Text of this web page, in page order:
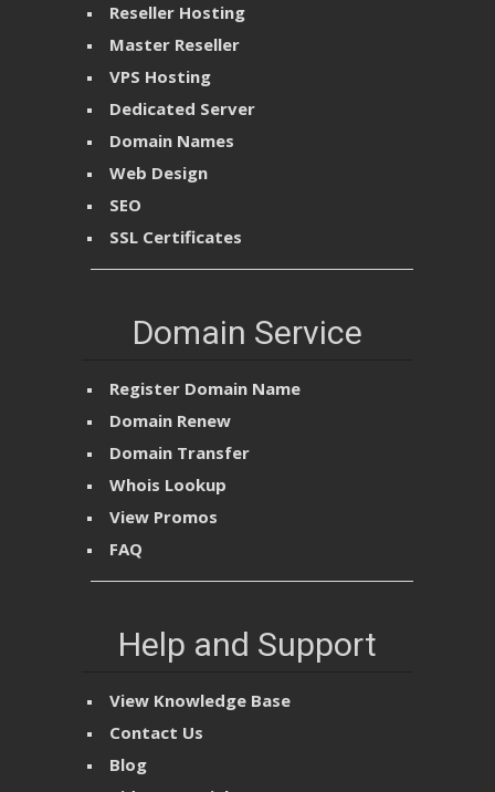
Reseller Hosting
Master Reseller
VPS Hosting
Dedicated Server
Domain Names
Web Design
SEO
SSL Certificates
Domain Service
Register Domain Name
Domain Renew
Domain Transfer
Whois Lookup
View Promos
FAQ
Help and Support
View Knowledge Base
Contact Us
Blog